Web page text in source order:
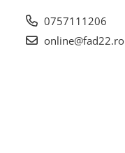
0757111206
online@fad22.ro